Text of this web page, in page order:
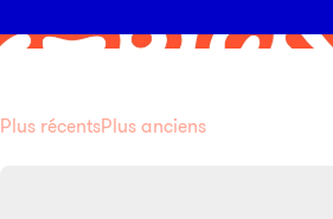
Plus récentsPlus anciens